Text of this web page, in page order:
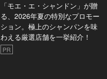
「モエ・エ・シャンドン」が贈
る、2026年夏の特別なプロモー
ション。極上のシャンパンを味
わえる厳選店舗を一挙紹介！
PR